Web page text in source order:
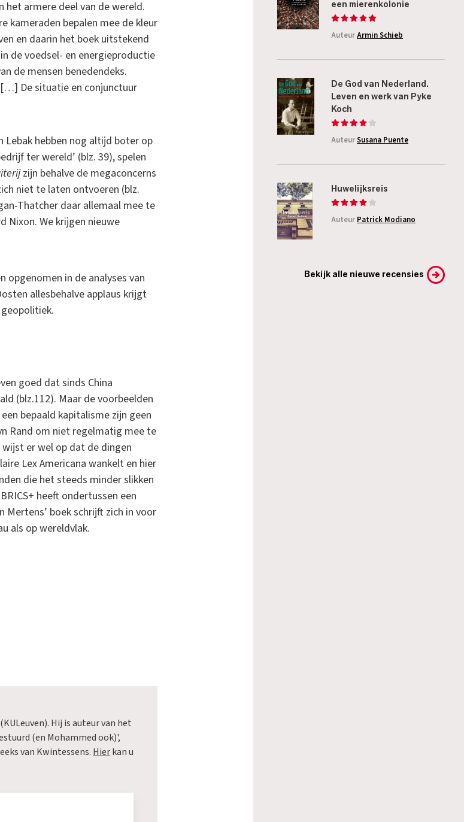
armere deel van de wereld.
kameraden bepalen mee de kleur
en daarin het boek uitstekend
de voedsel- en energieproductie
de mensen benedendeks.
De situatie en conjunctuur
hebben nog altijd boter op
ter wereld’ (blz. 39), spelen
zijn behalve de megaconcerns
niet te laten ontvoeren (blz.
Thatcher daar allemaal mee te
Nixon. We krijgen nieuwe
in de analyses van
allesbehalve applaus krijgt
goed dat sinds China
(blz.112). Maar de voorbeelden
bepaald kapitalisme zijn geen
Rand om niet regelmatig mee te
er wel op dat de dingen
Lex Americana wankelt en hier
die het steeds minder slikken
heeft ondertussen een
boek schrijft zich in voor
als op wereldvlak.
Hij is auteur van het
(en Mohammed ook)',
van Kwintessens. Hierkan u
een mierenkolonie
AuteurArmin Schieb
De God van Nederland.
Leven en werk van Pyke
Koch
AuteurSusana Puente
Huwelijksreis
Auteur Patrick Modiano
Bekijk alle nieuwe recensies